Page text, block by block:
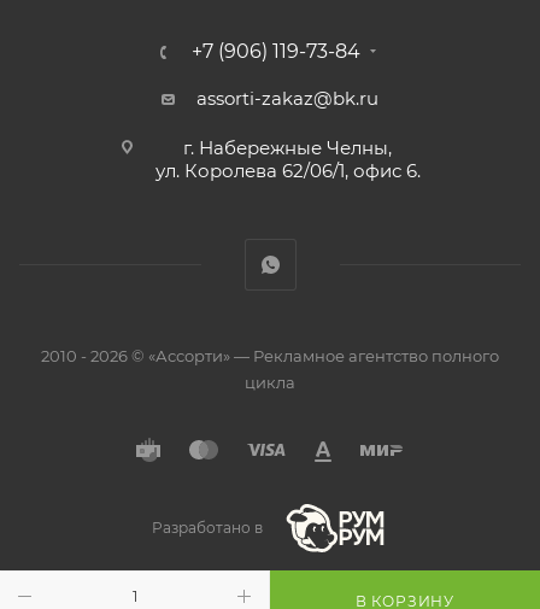
В КОРЗИНУ
+7 (906) 119-73-84
assorti-zakaz@bk.ru
г. Набережные Челны,
ул. Королева 62/06/1, офис 6.
2010 - 2026 © «Ассорти» — Рекламное агентство полного
цикла
Разработано в